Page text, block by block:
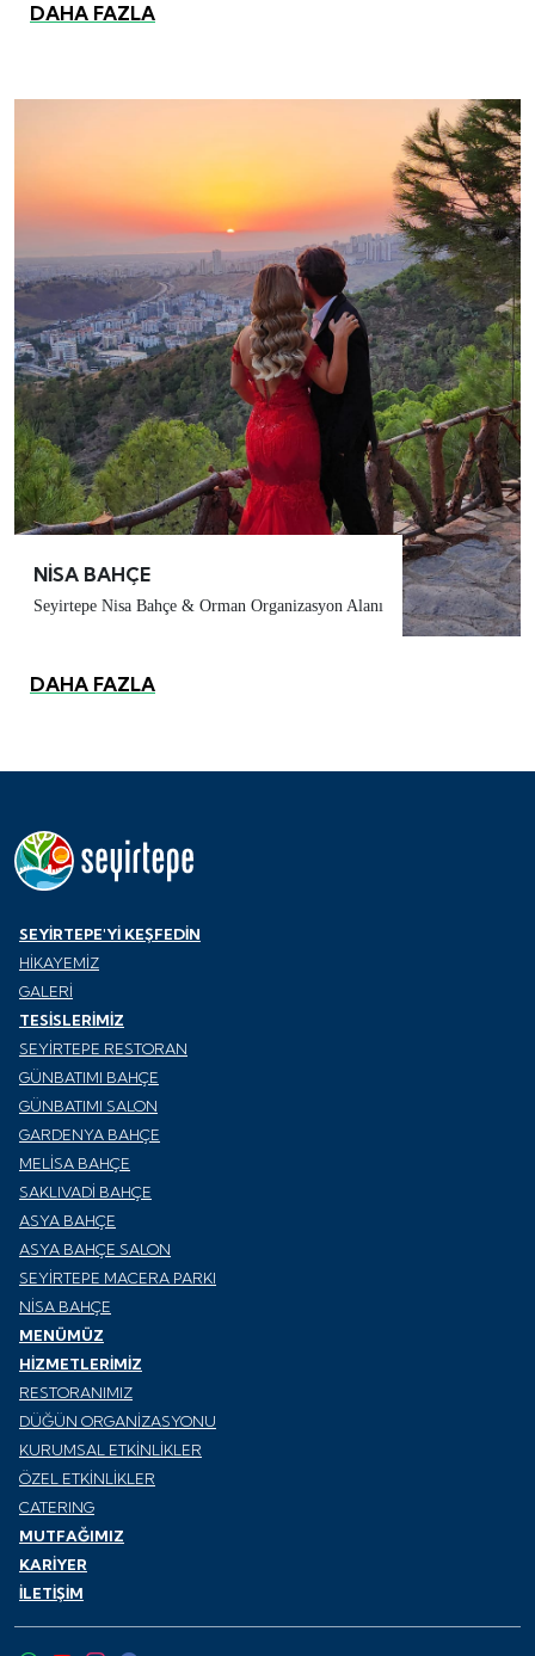
DAHA FAZLA
NİSA BAHÇE
Seyirtepe Nisa Bahçe & Orman Organizasyon Alanı
DAHA FAZLA
SEYİRTEPE'Yİ KEŞFEDİN
HİKAYEMİZ
GALERİ
TESİSLERİMİZ
SEYİRTEPE RESTORAN
GÜNBATIMI BAHÇE
GÜNBATIMI SALON
GARDENYA BAHÇE
MELİSA BAHÇE
SAKLIVADİ BAHÇE
ASYA BAHÇE
ASYA BAHÇE SALON
SEYİRTEPE MACERA PARKI
NİSA BAHÇE
MENÜMÜZ
HİZMETLERİMİZ
RESTORANIMIZ
DÜĞÜN ORGANİZASYONU
KURUMSAL ETKİNLİKLER
ÖZEL ETKİNLİKLER
CATERING
MUTFAĞIMIZ
KARİYER
İLETİŞİM